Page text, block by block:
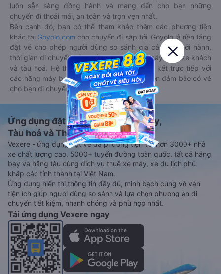
luôn sẵn sàng đồng hành và mang đến cho bạn những
chuyến đi thoải mái, an toàn và trọn vẹn nhất.
Bên cạnh đó, bạn có thể tham khảo thêm các phương tiện
khác tại Goyolo.com cho chuyến đi sắp tới. Goyolo là nền tảng
đặt vé cho phép người dùng so sánh giá cả, giờ khởi hành,
thời gian di chuyển của nhiều phương tiện máy bay, xe khách
và tàu hoả. Hệ thống của Goyolo được liên kết trực tiếp với
các hãng máy bay, xe khách và tàu hoả, luôn đảm bảo có vé
cho bạn di chuyển.
Ứng dụng đặt vé Xe khách, Máy bay,
Tàu hoả và Thuê xe
Vexere - ứng dụng đặt vé đa phương tiện với hơn 3000+ nhà
xe chất lượng cao, 5000+ tuyến đường toàn quốc, tất cả hãng
bay và hãng tàu cùng dịch vụ thuê xe máy, xe du lịch phủ
khắp các tỉnh thành tại Việt Nam.
Ứng dụng hiển thị thông tin đầy đủ, minh bạch cùng vô vàn
tiện ích giúp người dùng so sánh và lựa chọn phương án di
chuyển tiết kiệm, nhanh chóng và phù hợp nhất.
Tải ứng dụng Vexere ngay